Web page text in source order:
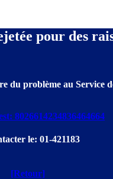
pour des
du problème au Service
8026614234836464664
le: 01-421183
[Retour]